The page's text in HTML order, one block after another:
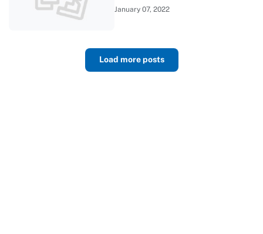
January 07, 2022
Load more posts